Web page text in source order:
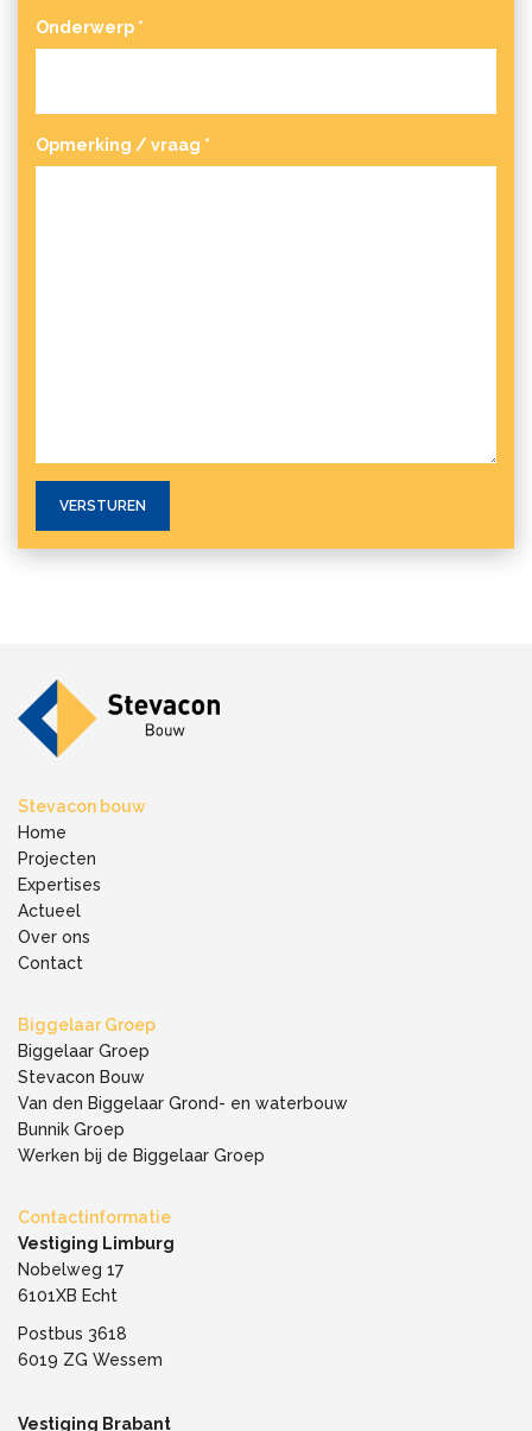
Onderwerp *
Opmerking / vraag *
Stevacon bouw
Home
Projecten
Expertises
Actueel
Over ons
Contact
Biggelaar Groep
Biggelaar Groep
Stevacon Bouw
Van den Biggelaar Grond- en waterbouw
Bunnik Groep
Werken bij de Biggelaar Groep
Contactinformatie
Vestiging Limburg
Nobelweg 17
6101XB Echt
Postbus 3618
6019 ZG Wessem
Vestiging Brabant